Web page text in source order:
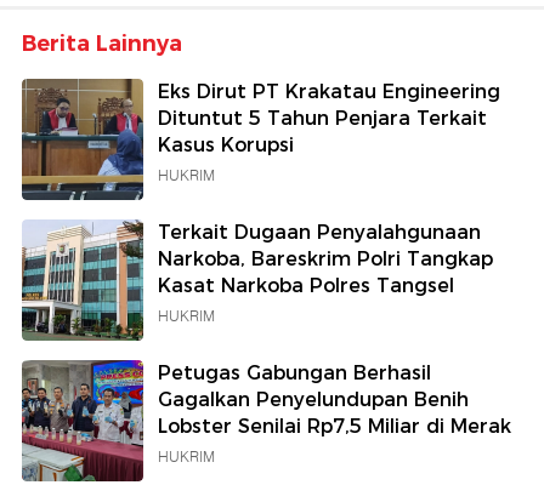
Berita Lainnya
Eks Dirut PT Krakatau Engineering
Dituntut 5 Tahun Penjara Terkait
Kasus Korupsi
HUKRIM
Terkait Dugaan Penyalahgunaan
Narkoba, Bareskrim Polri Tangkap
Kasat Narkoba Polres Tangsel
HUKRIM
Petugas Gabungan Berhasil
Gagalkan Penyelundupan Benih
Lobster Senilai Rp7,5 Miliar di Merak
HUKRIM